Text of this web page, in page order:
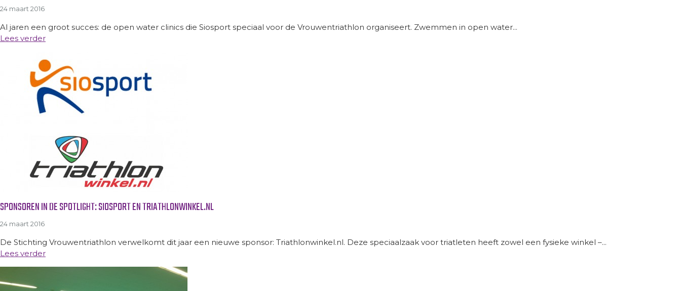
24 maart 2016
Al jaren een groot succes: de open water clinics die Siosport speciaal voor de Vrouwentriathlon organiseert. Zwemmen in open water...
Lees verder
SPONSOREN IN DE SPOTLIGHT: SIOSPORT EN TRIATHLONWINKEL.NL
24 maart 2016
De Stichting Vrouwentriathlon verwelkomt dit jaar een nieuwe sponsor: Triathlonwinkel.nl. Deze speciaalzaak voor triatleten heeft zowel een fysieke winkel –...
Lees verder